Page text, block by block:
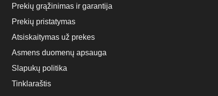
Prekių grąžinimas ir garantija
Prekių pristatymas
Atsiskaitymas už prekes
Asmens duomenų apsauga
Slapukų politika
Tinklaraštis